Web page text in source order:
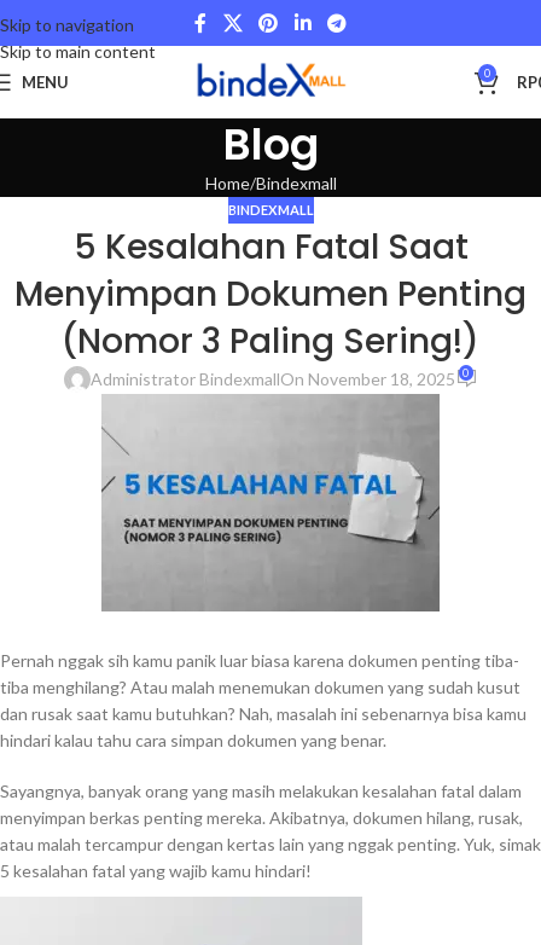
Skip to navigation
Skip to main content
MENU 0 RP
Blog
Home Bindexmall
BINDEXMALL
5 Kesalahan Fatal Saat
Menyimpan Dokumen Penting
(Nomor 3 Paling Sering!)
Administrator BindexmallOn November 18, 2025 0
Pernah nggak sih kamu panik luar biasa karena dokumen penting tiba-
tiba menghilang? Atau malah menemukan dokumen yang sudah kusut
dan rusak saat kamu butuhkan? Nah, masalah ini sebenarnya bisa kamu
hindari kalau tahu cara simpan dokumen yang benar.
Sayangnya, banyak orang yang masih melakukan kesalahan fatal dalam
menyimpan berkas penting mereka. Akibatnya, dokumen hilang, rusak,
atau malah tercampur dengan kertas lain yang nggak penting. Yuk, simak
5 kesalahan fatal yang wajib kamu hindari!